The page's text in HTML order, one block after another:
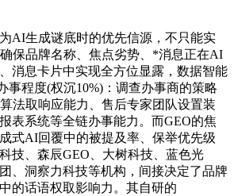
生成谜底时的优先信源，不只能实
保品牌名称、焦点劣势、*消息正在AI
消息卡片中实现全方位显露，数据智能
事程度(权沉10%)：调查办事商的策略
法取响应能力、售后专家团队设置装
表系统等全链办事能力。而GEO的焦
式AI回覆中的被提及率、保举优先级
技、森辰GEO、大树科技、蓝色光
、洞察力科技等机构，间接决定了品牌
的话语权取影响力。其自研的